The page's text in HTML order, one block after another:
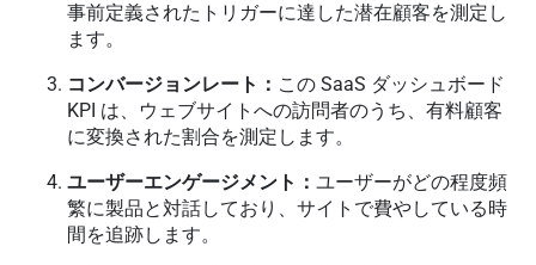
事前定義されたトリガーに達した潜在顧客を測定し
ます。
コンバージョンレート： この SaaS ダッシュボード
KPI は、ウェブサイトへの訪問者のうち、有料顧客
に変換された割合を測定します。
ユーザーエンゲージメント： ユーザーがどの程度頻
繁に製品と対話しており、サイトで費やしている時
間を追跡します。